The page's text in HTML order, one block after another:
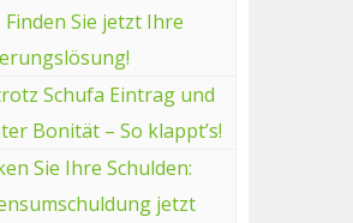
Finden Sie jetzt Ihre
Schufa Eintrag und
Bonität – So klappt’s!
Sie Ihre Schulden:
jetzt